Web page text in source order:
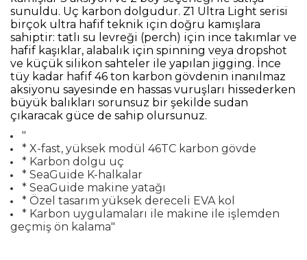
sunuldu. Uç karbon dolgudur. Z1 Ultra Light serisi
birçok ultra hafif teknik için doğru kamışlara
sahiptir: tatlı su levreği (perch) için ince takımlar ve
hafif kaşıklar, alabalık için spinning veya dropshot
ve küçük silikon sahteler ile yapılan jigging. İnce
tüy kadar hafif 46 ton karbon gövdenin inanılmaz
aksiyonu sayesinde en hassas vuruşları hissederken
büyük balıkları sorunsuz bir şekilde sudan
çıkaracak güce de sahip olursunuz.
"
* X-fast, yüksek modül 46TC karbon gövde
* Karbon dolgu uç
* SeaGuide K-halkalar
* SeaGuide makine yatağı
* Özel tasarım yüksek dereceli EVA kol
* Karbon uygulamaları ile makine ile işlemden
geçmiş ön kalama"